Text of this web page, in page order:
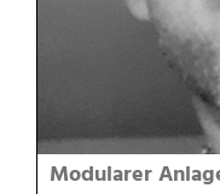
Modularer